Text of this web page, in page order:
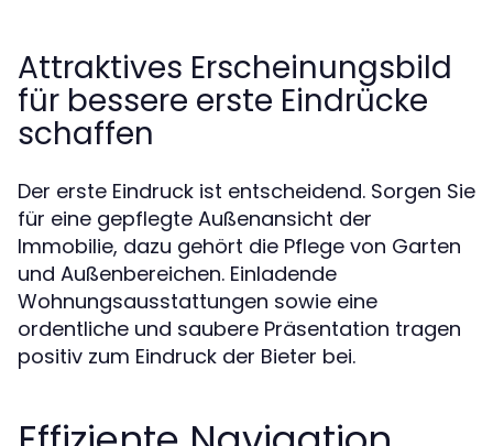
Attraktives Erscheinungsbild
für bessere erste Eindrücke
schaffen
Der erste Eindruck ist entscheidend. Sorgen Sie
für eine gepflegte Außenansicht der
Immobilie, dazu gehört die Pflege von Garten
und Außenbereichen. Einladende
Wohnungsausstattungen sowie eine
ordentliche und saubere Präsentation tragen
positiv zum Eindruck der Bieter bei.